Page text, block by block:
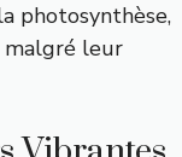
photosynthèse,
malgré leur